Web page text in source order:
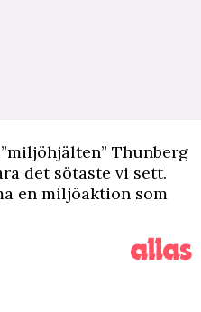
Thunberg
det sötaste vi sett.
en miljöaktion som